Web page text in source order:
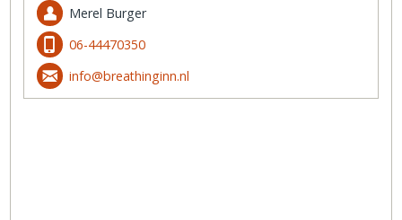
Merel Burger
06-44470350
info@breathinginn.nl